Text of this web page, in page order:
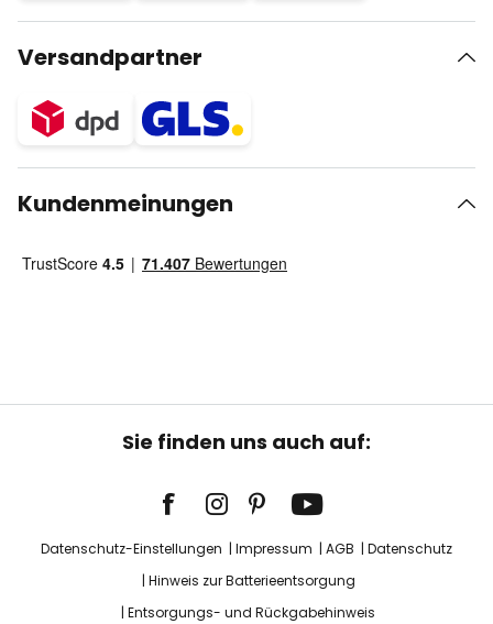
Versandpartner
Kundenmeinungen
Sie finden uns auch auf:
Datenschutz-Einstellungen Impressum AGB
Datenschutz
Hinweis zur Batterieentsorgung
Entsorgungs- und Rückgabehinweis